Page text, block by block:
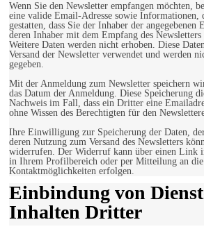
Wenn Sie den Newsletter empfangen möchten,
eine valide Email-Adresse sowie Informationen,
gestatten, dass Sie der Inhaber der angegebenen
deren Inhaber mit dem Empfang des Newsletters
Weitere Daten werden nicht erhoben. Diese
Versand der Newsletter verwendet und werden
gegeben.
Mit der Anmeldung zum Newsletter speichern
das Datum der Anmeldung. Diese Speicherung
Nachweis im Fall, dass ein Dritter eine
ohne Wissen des Berechtigten für den
Ihre Einwilligung zur Speicherung der Daten,
deren Nutzung zum Versand des Newsletters
widerrufen. Der Widerruf kann über einen Link
in Ihrem Profilbereich oder per Mitteilung an die
Kontaktmöglichkeiten erfolgen.
Einbindung von
Inhalten Dritter